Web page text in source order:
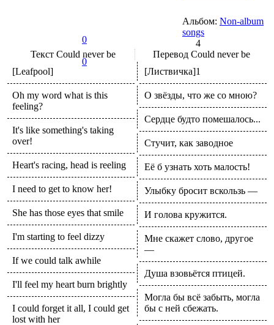
0
0
Альбом: Non-album
songs
4
ТекстCould never be ПереводCould never be
[Leafpool]
Oh my word what is this
feeling?
It's like something's taking
over!
Heart's racing, head is reeling
I need to get to know her!
She has those eyes that smile
I'm starting to feel dizzy
If we could talk awhile
I'll feel my heart burn brightly
I could forget it all, I could get
lost with her
[Листвичка]1
О звёзды, что же со мною?
Сердце будто помешалось...
Стучит, как заводное
Её б узнать хоть малость!
Улыбку бросит вскользь —
И голова кружится.
Мне скажет слово, другое
—
Душа взовьётся птицей.
Могла бы всё забыть, могла
бы с ней сбежать.